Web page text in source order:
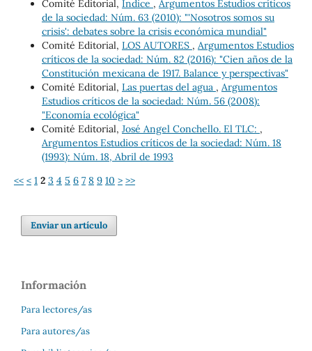
Comité Editorial, Índice , Argumentos Estudios críticos
de la sociedad: Núm. 63 (2010): "'Nosotros somos su
crisis': debates sobre la crisis económica mundial"
Comité Editorial, LOS AUTORES , Argumentos Estudios
críticos de la sociedad: Núm. 82 (2016): "Cien años de la
Constitución mexicana de 1917. Balance y perspectivas"
Comité Editorial, Las puertas del agua , Argumentos
Estudios críticos de la sociedad: Núm. 56 (2008):
"Economía ecológica"
Comité Editorial, José Angel Conchello. El TLC: ,
Argumentos Estudios críticos de la sociedad: Núm. 18
(1993): Núm. 18, Abril de 1993
<< < 1 2 3 4 5 6 7 8 9 10 > >>
Enviar un artículo
Información
Para lectores/as
Para autores/as